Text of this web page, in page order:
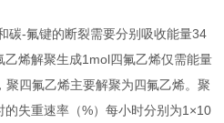
碳-氟键的断裂需要分别吸收能量34
烯解聚生成1mol四氟乙烯仅需能量
四氟乙烯主要解聚为四氟乙烯。聚
失重速率（%）每小时分别为1×10